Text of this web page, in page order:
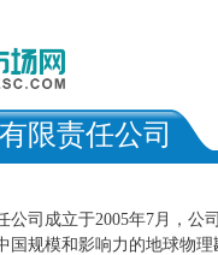
限责任公司
公司成立于2005年7月，公
国规模和影响力的地球物